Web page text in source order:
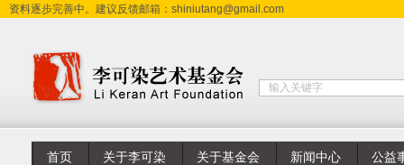
资料逐步完善中。建议反馈邮箱：shiniutang@gmail.com
首页 关于李可染 关于基金会 新闻中心 公益